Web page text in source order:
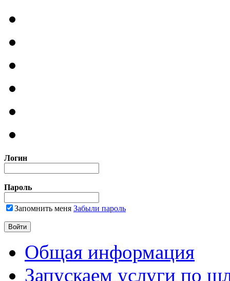
Логин
Пароль
Запомнить меня Забыли пароль
Общая информация
Запускаем услуги по